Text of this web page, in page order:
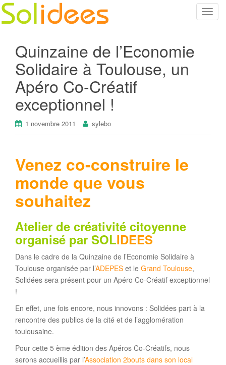
T
Quinzaine de l’Economie
Solidaire à Toulouse, un
Apéro Co-Créatif
exceptionnel !
1 novembre 2011 sylebo
Venez co-construire le
monde que vous
souhaitez
Atelier de créativité citoyenne
organisé par SOLIDEES
Dans le cadre de la Quinzaine de l’Economie Solidaire à
Toulouse organisée par l’ADEPES et le Grand Toulouse,
Solidées sera présent pour un Apéro Co-Créatif exceptionnel
!
En effet, une fois encore, nous innovons : Solidées part à la
rencontre des publics de la cité et de l’agglomération
toulousaine.
Pour cette 5 ème édition des Apéros Co-Créatifs, nous
serons accueillis par l’Association 2bouts dans son local